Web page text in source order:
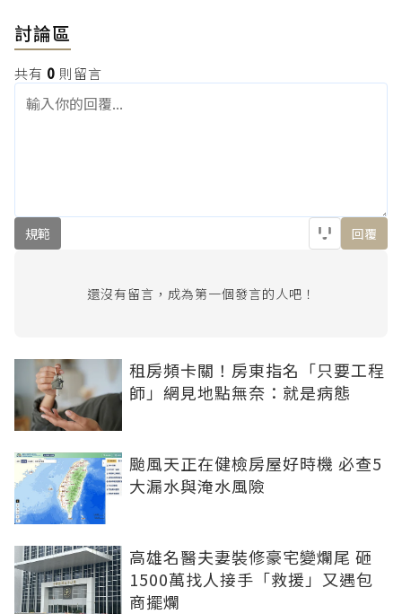
討論區
共有 0 則留言
規範 回覆
還沒有留言，成為第一個發言的人吧！
租房頻卡關！房東指名「只要工程
師」網見地點無奈：就是病態
颱風天正在健檢房屋好時機 必查5
大漏水與淹水風險
高雄名醫夫妻裝修豪宅變爛尾 砸
1500萬找人接手「救援」又遇包
商擺爛